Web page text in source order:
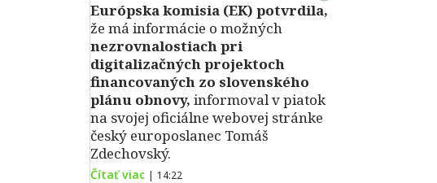
Európska komisia (EK) potvrdila,
že má informácie o možných
nezrovnalostiach pri
digitalizačných projektoch
financovaných zo slovenského
plánu obnovy, informoval v piatok
na svojej oficiálne webovej stránke
český europoslanec Tomáš
Zdechovský.
Čítať viac | 14:22